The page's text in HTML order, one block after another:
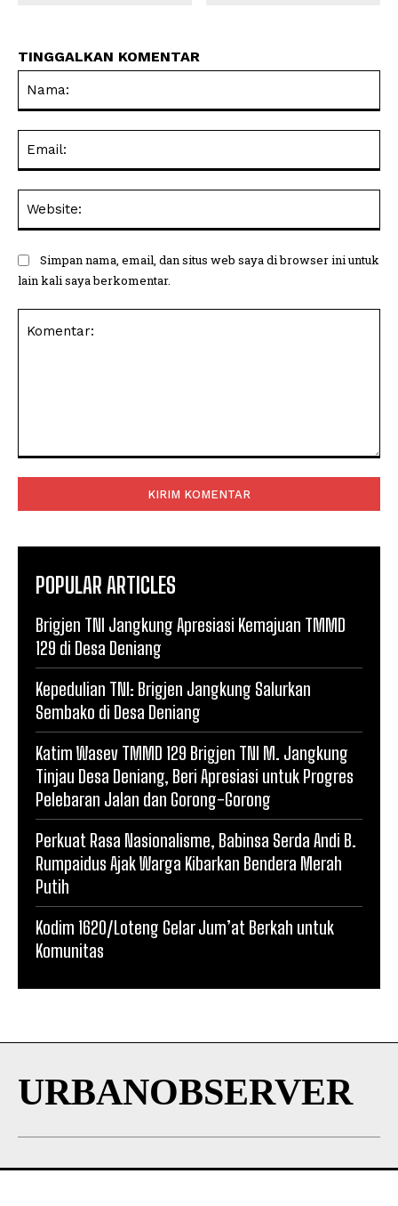
TINGGALKAN KOMENTAR
Simpan nama, email, dan situs web saya di browser ini untuk
lain kali saya berkomentar.
POPULAR ARTICLES
Brigjen TNI Jangkung Apresiasi Kemajuan TMMD
129 di Desa Deniang
Kepedulian TNI: Brigjen Jangkung Salurkan
Sembako di Desa Deniang
Katim Wasev TMMD 129 Brigjen TNI M. Jangkung
Tinjau Desa Deniang, Beri Apresiasi untuk Progres
Pelebaran Jalan dan Gorong-Gorong
Perkuat Rasa Nasionalisme, Babinsa Serda Andi B.
Rumpaidus Ajak Warga Kibarkan Bendera Merah
Putih
Kodim 1620/Loteng Gelar Jum’at Berkah untuk
Komunitas
URBANOBSERVER